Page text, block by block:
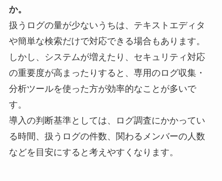
か。
扱うログの量が少ないうちは、テキストエディタ
や簡単な検索だけで対応できる場合もあります。
しかし、システムが増えたり、セキュリティ対応
の重要度が高まったりすると、専用のログ収集・
分析ツールを使った方が効率的なことが多いで
す。
導入の判断基準としては、ログ調査にかかってい
る時間、扱うログの件数、関わるメンバーの人数
などを目安にすると考えやすくなります。